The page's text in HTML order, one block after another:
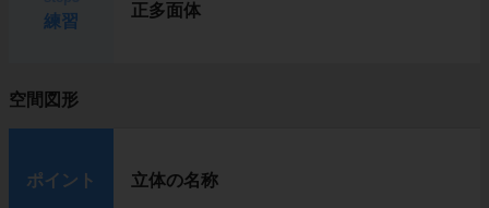
練習
正多面体
空間図形
ポイント 立体の名称